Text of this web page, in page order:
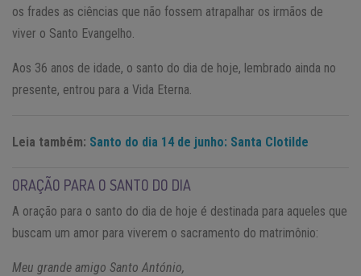
os frades as ciências que não fossem atrapalhar os irmãos de
viver o Santo Evangelho.
Aos 36 anos de idade, o santo do dia de hoje, lembrado ainda no
presente, entrou para a Vida Eterna.
Leia também: Santo do dia 14 de junho: Santa Clotilde
ORAÇÃO PARA O SANTO DO DIA
A oração para o santo do dia de hoje é destinada para aqueles que
buscam um amor para viverem o sacramento do matrimônio:
Meu grande amigo Santo António,